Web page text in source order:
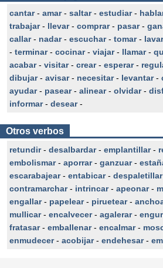
cantar- amar- saltar- estudiar-
trabajar- llevar- comprar- pasar-
callar- nadar- escuchar- tomar- lavar
- terminar- cocinar- viajar- llamar-
acabar- visitar- crear- esperar-
dibujar- avisar- necesitar- levantar-
ayudar- pasear- alinear- olvidar-
informar- desear-
Otros verbos
retundir- desalbardar- emplantillar-
embolismar- aporrar- ganzuar-
escarabajear- entabicar- despaletillar
contramarchar- intrincar- apeonar-
engallar- papelear- piruetear-
mullicar- encalvecer- agalerar-
fratasar- emballenar- encalmar-
enmudecer- acobijar- endehesar-